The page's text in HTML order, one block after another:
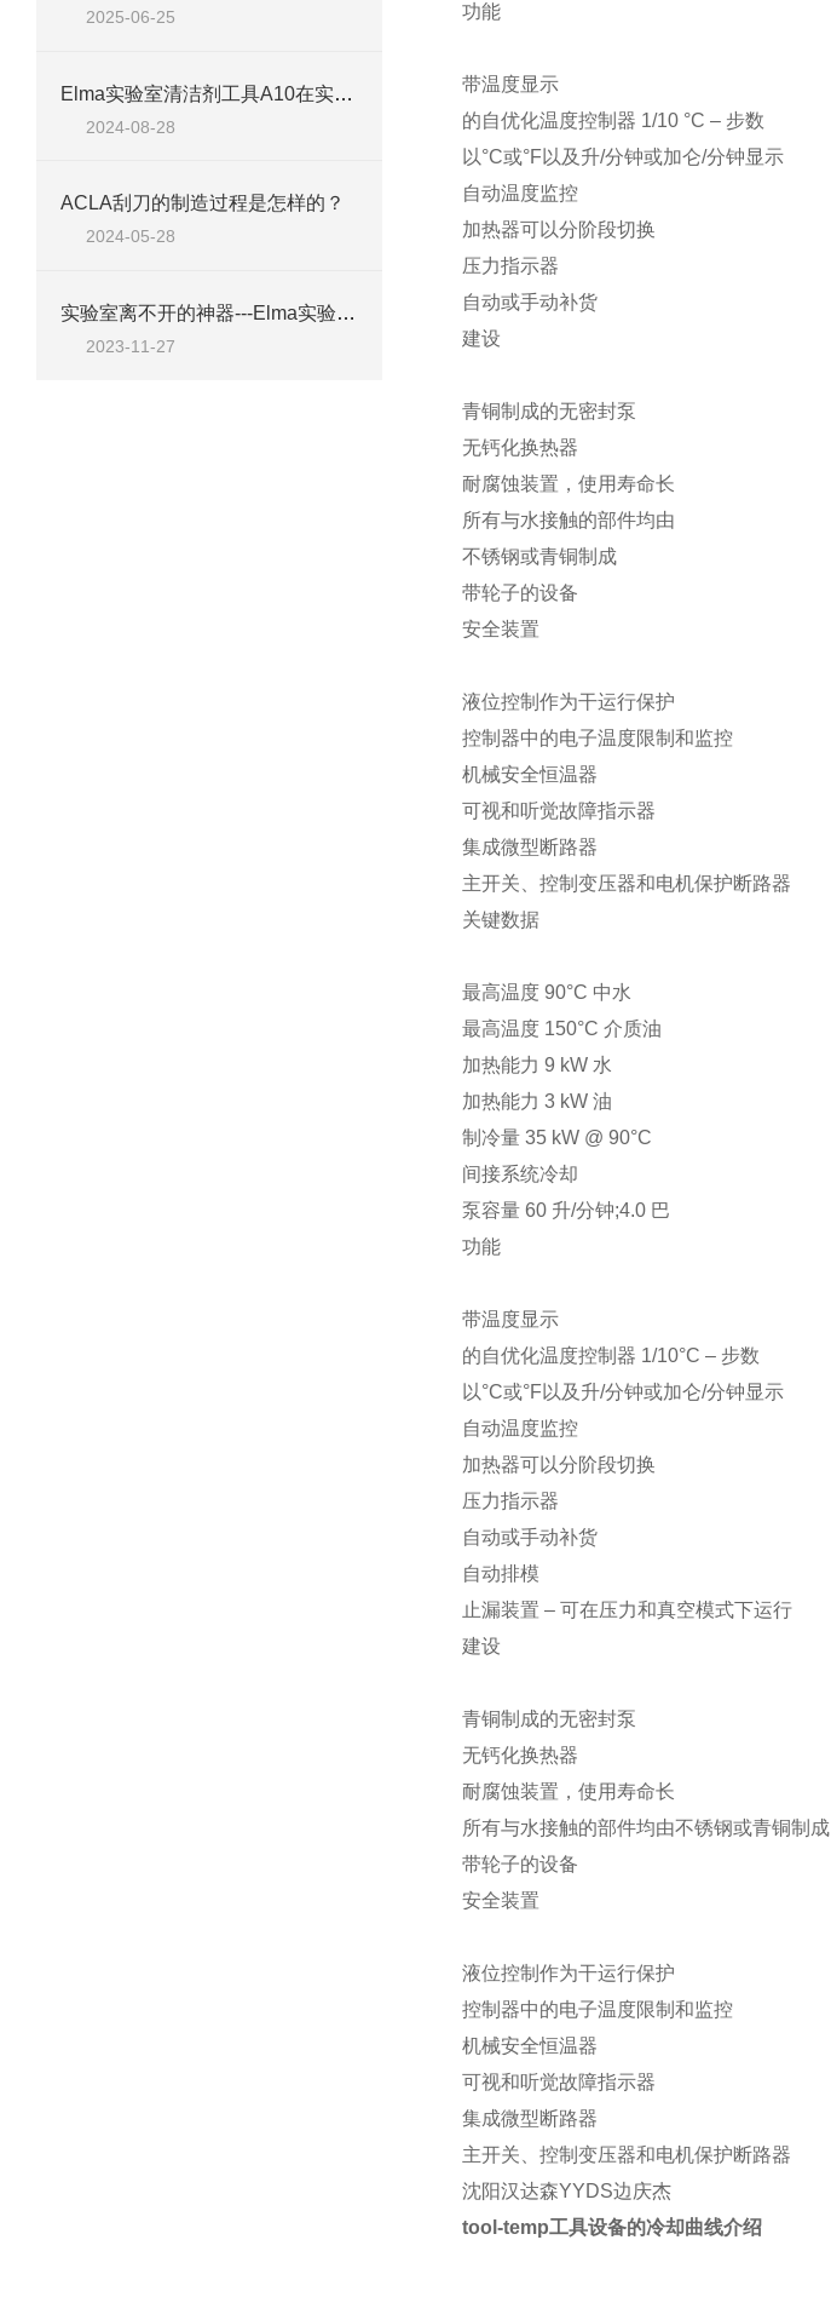
2025-06-25
Elma实验室清洁剂工具A10在实验室清洁中的应用
2024-08-28
ACLA刮刀的制造过程是怎样的？
2024-05-28
实验室离不开的神器---Elma实验室清洁剂工具A10
2023-11-27
功能
带温度显示
的自优化温度控制器 1/10 °C – 步数
以°C或°F以及升/分钟或加仑/分钟显示
自动温度监控
加热器可以分阶段切换
压力指示器
自动或手动补货
建设
青铜制成的无密封泵
无钙化换热器
耐腐蚀装置，使用寿命长
所有与水接触的部件均由
不锈钢或青铜制成
带轮子的设备
安全装置
液位控制作为干运行保护
控制器中的电子温度限制和监控
机械安全恒温器
可视和听觉故障指示器
集成微型断路器
主开关、控制变压器和电机保护断路器
关键数据
最高温度 90°C 中水
最高温度 150°C 介质油
加热能力 9 kW 水
加热能力 3 kW 油
制冷量 35 kW @ 90°C
间接系统冷却
泵容量 60 升/分钟;4.0 巴
功能
带温度显示
的自优化温度控制器 1/10°C – 步数
以°C或°F以及升/分钟或加仑/分钟显示
自动温度监控
加热器可以分阶段切换
压力指示器
自动或手动补货
自动排模
止漏装置 – 可在压力和真空模式下运行
建设
青铜制成的无密封泵
无钙化换热器
耐腐蚀装置，使用寿命长
所有与水接触的部件均由不锈钢或青铜制成
带轮子的设备
安全装置
液位控制作为干运行保护
控制器中的电子温度限制和监控
机械安全恒温器
可视和听觉故障指示器
集成微型断路器
主开关、控制变压器和电机保护断路器
沈阳汉达森YYDS边庆杰
tool-temp工具设备的冷却曲线介绍